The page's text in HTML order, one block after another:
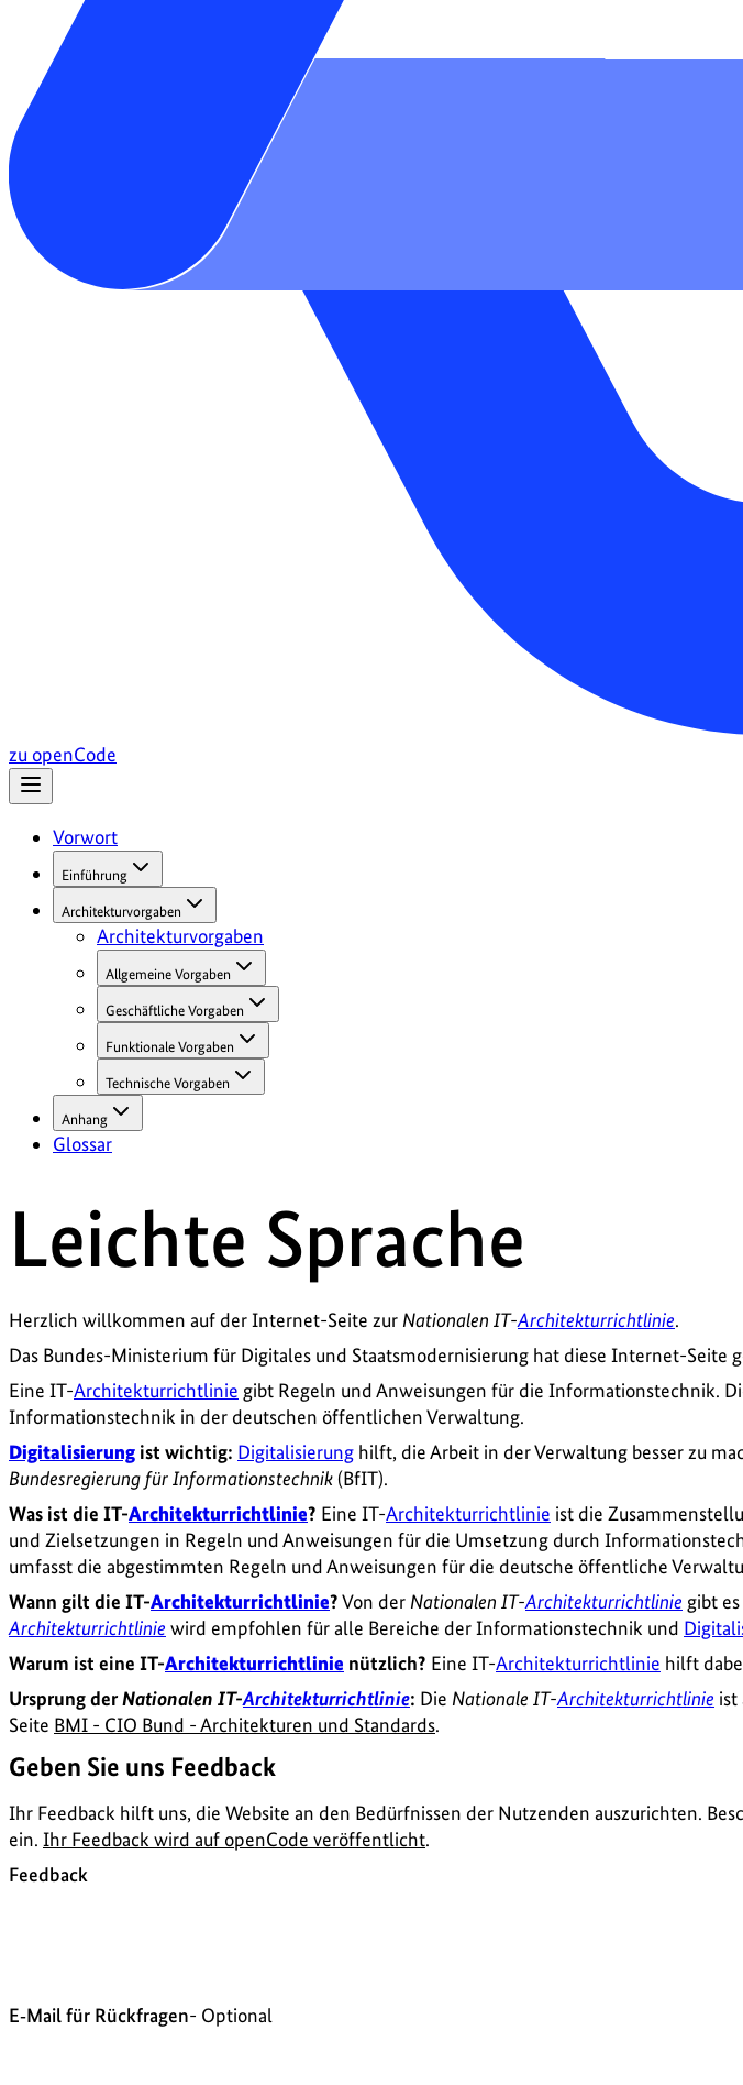
zu openCode
Vorwort
Einführung
Architekturvorgaben
Architekturvorgaben
Allgemeine Vorgaben
Geschäftliche Vorgaben
Funktionale Vorgaben
Technische Vorgaben
Anhang
Glossar
Leichte Sprache
Herzlich willkommen auf der Internet-Seite zur Nationalen IT-Architekturrichtlinie.
Das Bundes-Ministerium für Digitales und Staatsmodernisierung hat diese Internet-
Eine IT-Architekturrichtlinie gibt Regeln und Anweisungen für die Informationstechnik.
Informationstechnik in der deutschen öffentlichen Verwaltung.
Digitalisierung ist wichtig: Digitalisierung hilft, die Arbeit in der Verwaltung besser zu
Bundesregierung für Informationstechnik(BfIT).
Was ist die IT-Architekturrichtlinie? Eine IT-Architekturrichtlinie ist die
und Zielsetzungen in Regeln und Anweisungen für die Umsetzung durch
umfasst die abgestimmten Regeln und Anweisungen für die deutsche öffentliche
Wann gilt die IT-Architekturrichtlinie?Von der Nationalen IT-Architekturrichtlinie gibt
Architekturrichtlinie wird empfohlen für alle Bereiche der Informationstechnik und
Warum ist eine IT-Architekturrichtlinie nützlich? Eine IT-Architekturrichtlinie hilft
Ursprung derNationalen IT-Architekturrichtlinie: Die Nationale IT-Architekturrichtlinie ist
Seite BMI - CIO Bund - Architekturen und Standards.
Geben Sie uns Feedback
Ihr Feedback hilft uns, die Website an den Bedürfnissen der Nutzenden auszurichten.
ein. Ihr Feedback wird auf openCode veröffentlicht.
Feedback
E‑Mail für Rückfragen- Optional